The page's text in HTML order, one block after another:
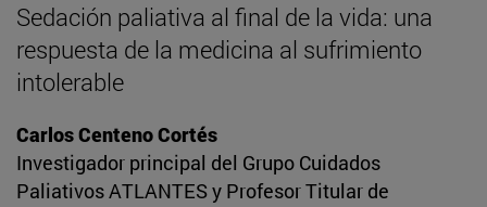
Sedación paliativa al final de la vida: una
respuesta de la medicina al sufrimiento
intolerable
Carlos Centeno Cortés
Investigador principal del Grupo Cuidados
Paliativos ATLANTES y Profesor Titular de